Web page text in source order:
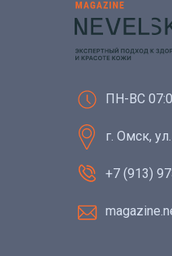
г. Омск,
+7 (913)
ПН-ВС